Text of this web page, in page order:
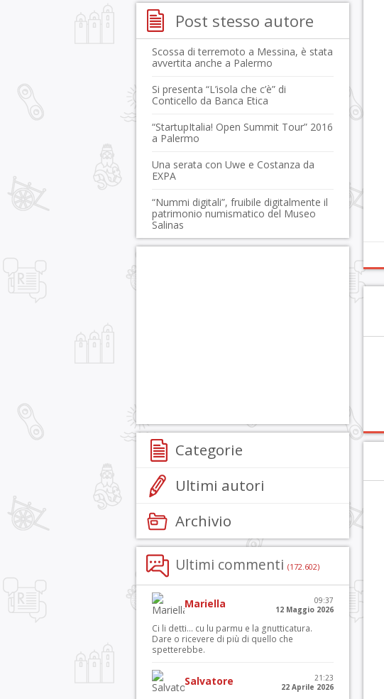
Post stesso autore
Scossa di terremoto a Messina, è stata
avvertita anche a Palermo
Si presenta “L’isola che c’è” di
Conticello da Banca Etica
“StartupItalia! Open Summit Tour” 2016
a Palermo
Una serata con Uwe e Costanza da
EXPA
“Nummi digitali”, fruibile digitalmente il
patrimonio numismatico del Museo
Salinas
Categorie
Ultimi autori
Archivio
Ultimi commenti (172.602)
Mariella
09:37
12 Maggio 2026
Ci li detti… cu lu parmu e la gnutticatura.
Dare o ricevere di più di quello che
spetterebbe.
Salvatore
21:23
22 Aprile 2026